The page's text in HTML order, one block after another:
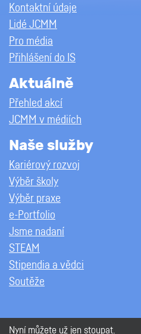
Kontaktní údaje
Lidé JCMM
Pro média
Přihlášení do IS
Aktuálně
Přehled akcí
JCMM v médiích
Naše služby
Kariérový rozvoj
Výběr školy
Výběr praxe
e-Portfolio
Jsme nadaní
STEAM
Stipendia a vědci
Soutěže
Nyní můžete už jen stoupat